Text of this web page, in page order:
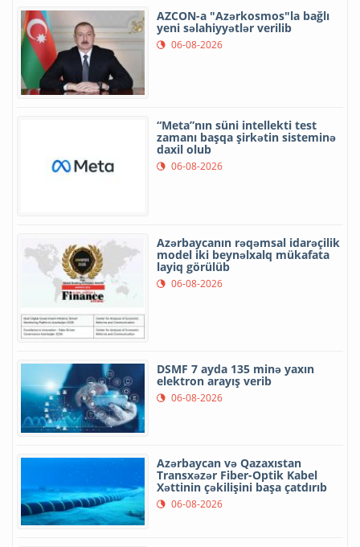
AZCON-a "Azərkosmos"la bağlı
yeni səlahiyyətlər verilib
06-08-2026
“Meta”nın süni intellekti test
zamanı başqa şirkətin sisteminə
daxil olub
06-08-2026
Azərbaycanın rəqəmsal idarəçilik
model iki beynəlxalq mükafata
layiq görülüb
06-08-2026
DSMF 7 ayda 135 minə yaxın
elektron arayış verib
06-08-2026
Azərbaycan və Qazaxıstan
Transxəzər Fiber-Optik Kabel
Xəttinin çəkilişini başa çatdırıb
06-08-2026